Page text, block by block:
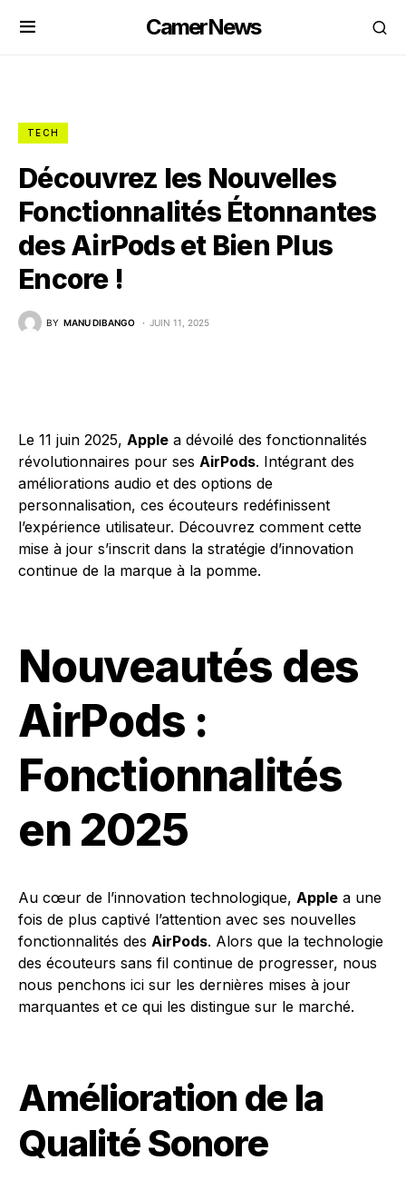
CamerNews
TECH
Découvrez les Nouvelles
Fonctionnalités Étonnantes
des AirPods et Bien Plus
Encore !
BY MANU DIBANGO JUIN 11, 2025
Le 11 juin 2025, Apple a dévoilé des fonctionnalités
révolutionnaires pour ses AirPods. Intégrant des
améliorations audio et des options de
personnalisation, ces écouteurs redéfinissent
l’expérience utilisateur. Découvrez comment cette
mise à jour s’inscrit dans la stratégie d’innovation
continue de la marque à la pomme.
Nouveautés des
AirPods :
Fonctionnalités
en 2025
Au cœur de l’innovation technologique, Apple a une
fois de plus captivé l’attention avec ses nouvelles
fonctionnalités des AirPods. Alors que la technologie
des écouteurs sans fil continue de progresser, nous
nous penchons ici sur les dernières mises à jour
marquantes et ce qui les distingue sur le marché.
Amélioration de la
Qualité Sonore